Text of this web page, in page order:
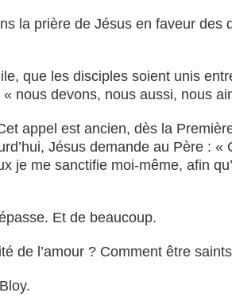
la prière de Jésus en faveur des
que les disciples soient unis
nous devons, nous aussi, nous
appel est ancien, dès la
Jésus demande au Père :
je me sanctifie moi-même, afin
Et de beaucoup.
de l’amour ? Comment être